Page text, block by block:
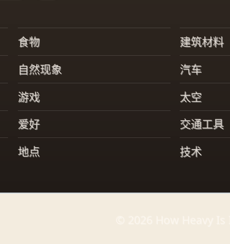
食物
建筑材料
自然现象
汽车
游戏
太空
爱好
交通工具
地点 技术